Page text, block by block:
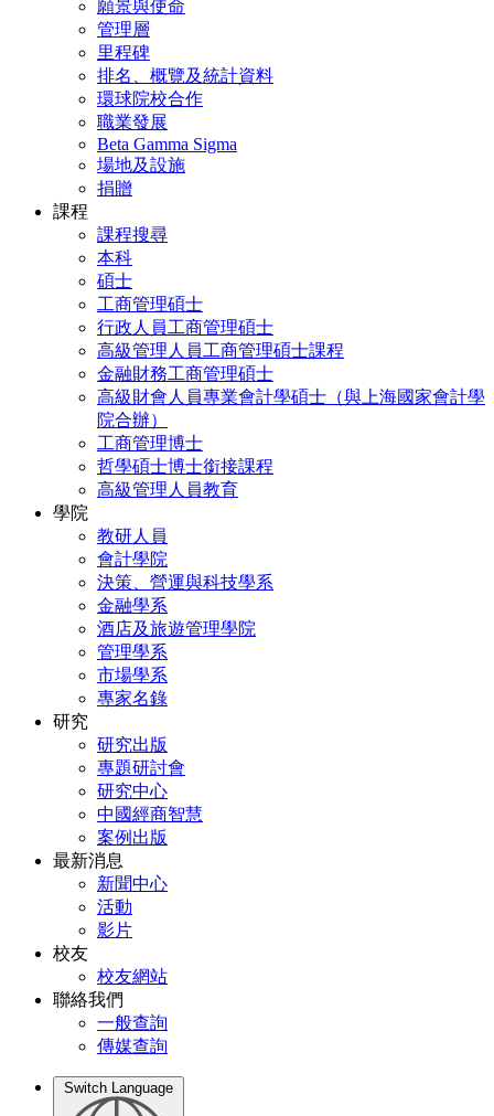
願景與使命
管理層
里程碑
排名、概覽及統計資料
環球院校合作
職業發展
Beta Gamma Sigma
場地及設施
捐贈
課程
課程搜尋
本科
碩士
工商管理碩士
行政人員工商管理碩士
高級管理人員工商管理碩士課程
金融財務工商管理碩士
高級財會人員專業會計學碩士（與上海國家會計學
院合辦）
工商管理博士
哲學碩士博士銜接課程
高級管理人員教育
學院
教研人員
會計學院
決策、營運與科技學系
金融學系
酒店及旅遊管理學院
管理學系
市場學系
專家名錄
研究
研究出版
專題研討會
研究中心
中國經商智慧
案例出版
最新消息
新聞中心
活動
影片
校友
校友網站
聯絡我們
一般查詢
傳媒查詢
Switch Language